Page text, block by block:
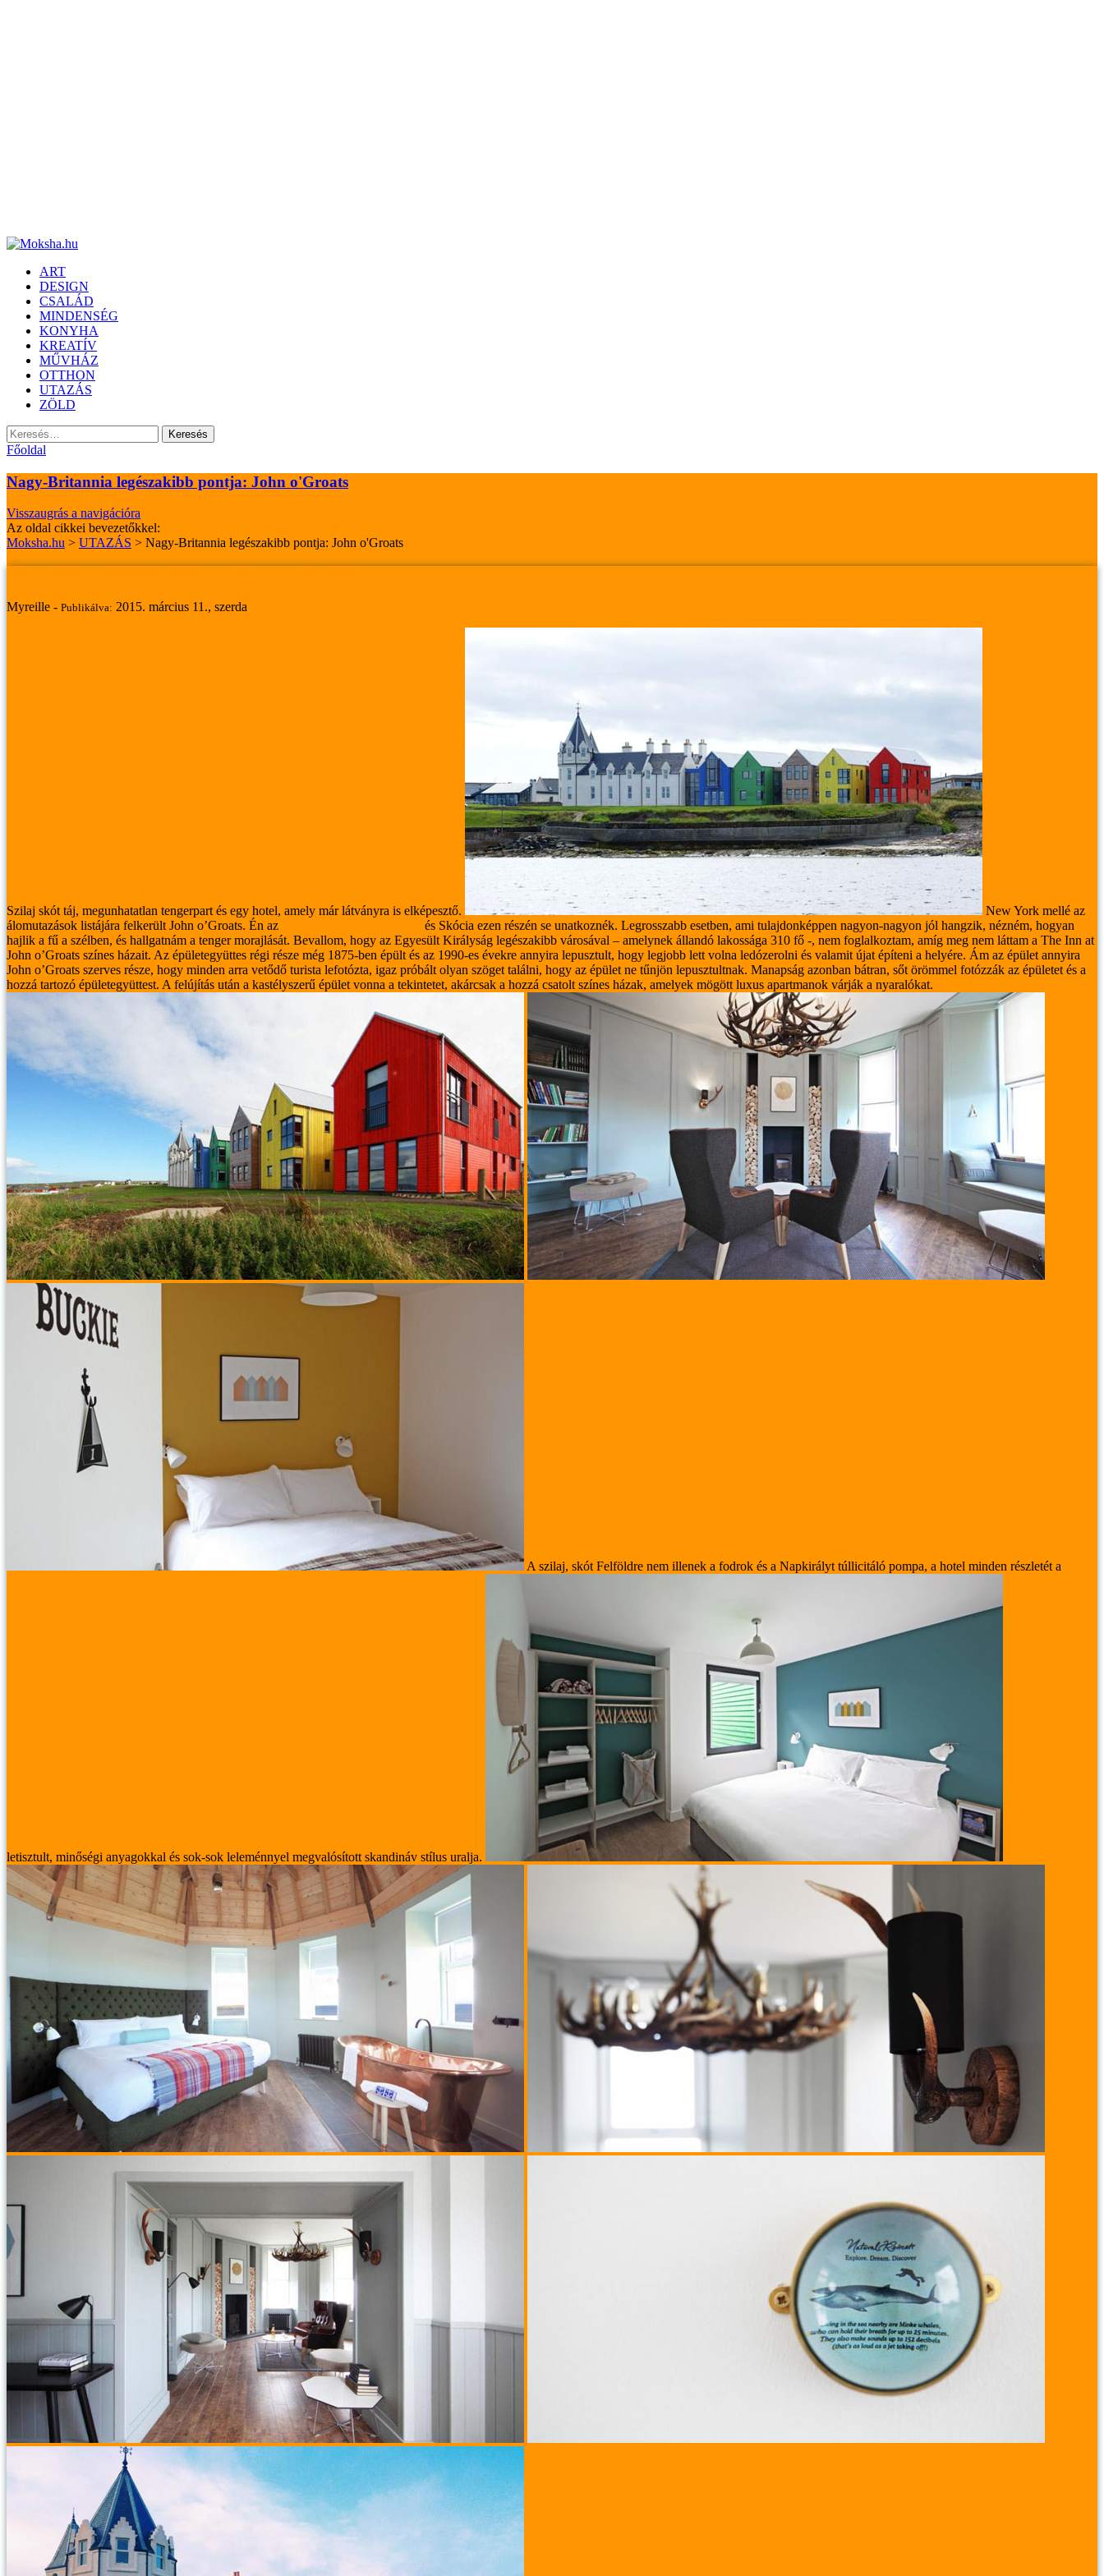
ART
DESIGN
CSALÁD
MINDENSÉG
KONYHA
KREATÍV
MŰVHÁZ
OTTHON
UTAZÁS
ZÖLD
Keresés:
Főoldal
Nagy-Britannia legészakibb pontja: John o'Groats
Visszaugrás a navigációra
Az oldal cikkei bevezetőkkel:
Moksha.hu > UTAZÁS > Nagy-Britannia legészakibb pontja: John o'Groats
Myreille - Publikálva: 2015. március 11., szerda
Szilaj skót táj, megunhatatlan tengerpart és egy hotel, amely már látványra is elképesztő.
New York mellé az
álomutazások listájára felkerült John o’Groats. Én az
és Skócia ezen részén se unatkoznék. Legrosszabb esetben, ami tulajdonképpen nagyon-nagyon jól hangzik, nézném, hogyan
hajlik a fű a szélben, és hallgatnám a tenger morajlását. Bevallom, hogy az Egyesült Királyság legészakibb városával – amelynek állandó lakossága 310 fő -, nem foglalkoztam, amíg meg nem láttam a The Inn at
John o’Groats színes házait. Az épületegyüttes régi része még 1875-ben épült és az 1990-es évekre annyira lepusztult, hogy legjobb lett volna ledózerolni és valamit újat építeni a helyére. Ám az épület annyira
John o’Groats szerves része, hogy minden arra vetődő turista lefotózta, igaz próbált olyan szöget találni, hogy az épület ne tűnjön lepusztultnak. Manapság azonban bátran, sőt örömmel fotózzák az épületet és a
hozzá tartozó épületegyüttest. A felújítás után a kastélyszerű épület vonna a tekintetet, akárcsak a hozzá csatolt színes házak, amelyek mögött luxus apartmanok várják a nyaralókat.
A szilaj, skót Felföldre nem illenek a fodrok és a Napkirályt túllicitáló pompa, a hotel minden részletét a
letisztult, minőségi anyagokkal és sok-sok leleménnyel megvalósított skandináv stílus uralja.